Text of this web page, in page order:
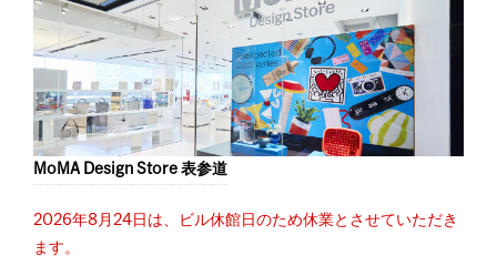
MoMA Design Store 表参道
2026年8月24日は、ビル休館日のため休業とさせていただき
ます。